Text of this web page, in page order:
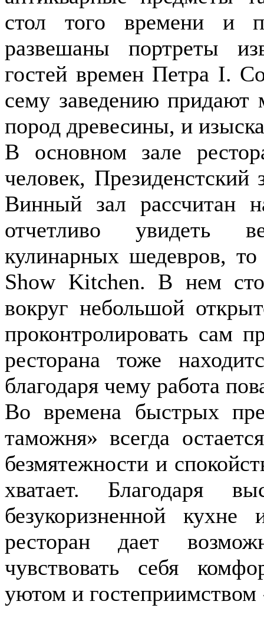
стол того времени и
развешаны портреты
гостей времен Петра I.
сему заведению придают
пород древесины, и
В основном зале
человек,
Винный зал рассчитан
отчетливо увидеть
кулинарных шедевров,
Show Kitchen. В нем
вокруг небольшой
проконтролировать сам
ресторана тоже
благодаря чему работа
Во времена быстрых
таможня» всегда
безмятежности и
хватает. Благодаря
безукоризненной
ресторан дает
чувствовать себя
уютом и